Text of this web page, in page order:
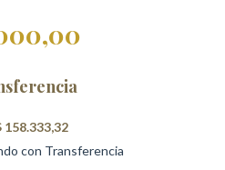
158.333,32
con Transferencia